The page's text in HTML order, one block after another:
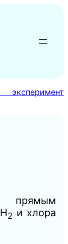
прямым
2 и хлора